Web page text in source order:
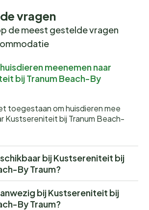
vragen
de meest gestelde vragen
meenemen naar
bij Tranum Beach-By
toegestaan om huisdieren mee
Kustsereniteit bij Tranum Beach-
bij Kustsereniteit bij
By Traum?
bij Kustsereniteit bij
By Traum?